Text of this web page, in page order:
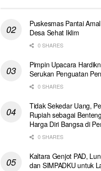
Puskesmas Pantai
Desa Sehat Iklim
0 SHARES
Pimpin Upacara
Serukan Penguatan
0 SHARES
Tidak Sekedar Uang,
Rupiah sebagai
Harga Diri Bangsa di
0 SHARES
Kaltara Genjot PAD,
dan SIMPADKU untuk